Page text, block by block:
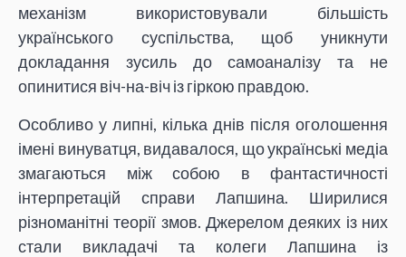
механізм використовували більшість
українського суспільства, щоб уникнути
докладання зусиль до самоаналізу та не
опинитися віч-на-віч із гіркою правдою.
Особливо у липні, кілька днів після оголошення
імені винуватця, видавалося, що українські медіа
змагаються між собою в фантастичності
інтерпретацій справи Лапшина. Ширилися
різноманітні теорії змов. Джерелом деяких із них
стали викладачі та колеги Лапшина із